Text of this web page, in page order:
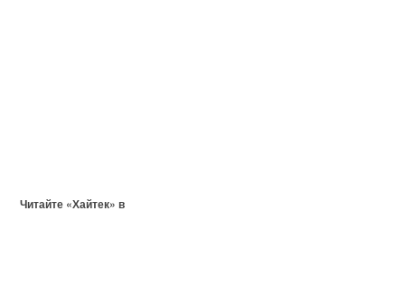
Читайте «Хайтек» в